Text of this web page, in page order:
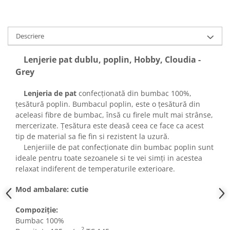
Descriere
Lenjerie pat dublu, poplin, Hobby, Cloudia -
Grey
Lenjeria de pat confecționată din bumbac 100%,
țesătură poplin. Bumbacul poplin, este o țesătură din
aceleasi fibre de bumbac, însă cu firele mult mai strânse,
mercerizate. Țesătura este deasă ceea ce face ca acest
tip de material sa fie fin si rezistent la uzură.
Lenjeriile de pat confecționate din bumbac poplin sunt
ideale pentru toate sezoanele si te vei simți in acestea
relaxat indiferent de temperaturile exterioare.
Mod ambalare: cutie
Compoziție:
Bumbac 100%